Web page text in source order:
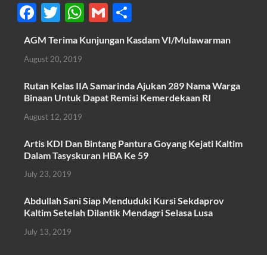
F
ac
e
b
o
o
k
T
w
itt
er
W
h
at
A
p
G
ail
h
ar
AGM Terima Kunjungan Kasdam VI/Mulawarman
August 20, 2019
Rutan Kelas IIA Samarinda Ajukan 289 Nama Warga
Binaan Untuk Dapat Remisi Kemerdekaan RI
August 12, 2019
Artis KDI Dan Bintang Pantura Goyang Kejati Kaltim
Dalam Tasyskuran HBA Ke 59
July 23, 2019
Abdullah Sani Siap Menduduki Kursi Sekdaprov
Kaltim Setelah Dilantik Mendagri Selasa Lusa
July 13, 2019